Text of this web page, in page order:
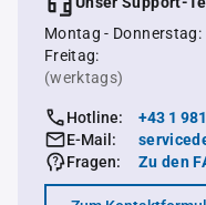
Montag - Donnerstag:
Freitag:
(werktags)
Hotline:
+43 1
E-Mail:
Fragen:
Zu den